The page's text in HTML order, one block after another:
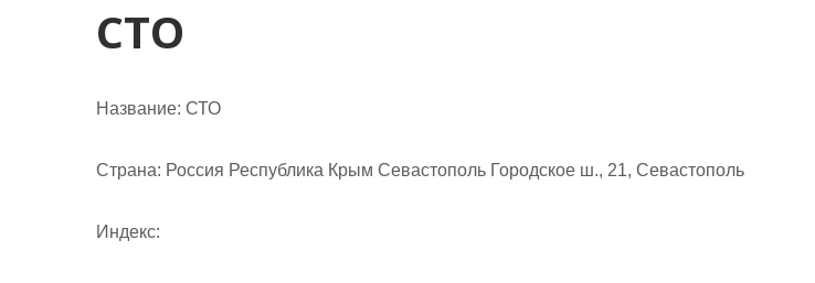
СТО
Название: СТО
Страна: Россия Республика Крым Севастополь Городское ш., 21, Севастополь
Индекс: